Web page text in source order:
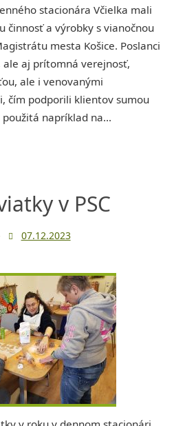
stacionára Včielka mali
činnosť a výrobky s vianočnou
mesta Košice. Poslanci
aj prítomná verejnosť,
ale i venovanými
čím podporili klientov sumou
použitá napríklad na…
v PSC
07.12.2023